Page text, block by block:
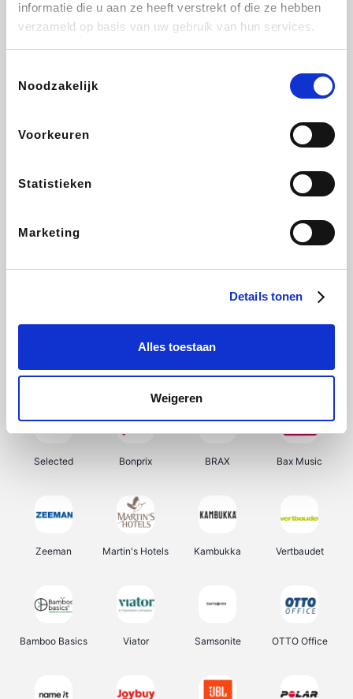
informatie die u aan ze heeft verstrekt of die ze hebben
verzameld op basis van uw gebruik van hun services.
Noodzakelijk
Voorkeuren
Statistieken
Marketing
Details tonen
Alles toestaan
Weigeren
Weekendesk Sarenza Schiesser Interhome
Lufthansa
CheapTickets.be DeubaXXL
Samsung Delonghi Tennis Point My Jewellery
Selected Bonprix BRAX Bax Music
Zeeman Martin's Hotels Kambukka Vertbaudet
Bamboo Basics Viator Samsonite OTTO Office